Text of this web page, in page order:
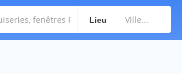
Lieu